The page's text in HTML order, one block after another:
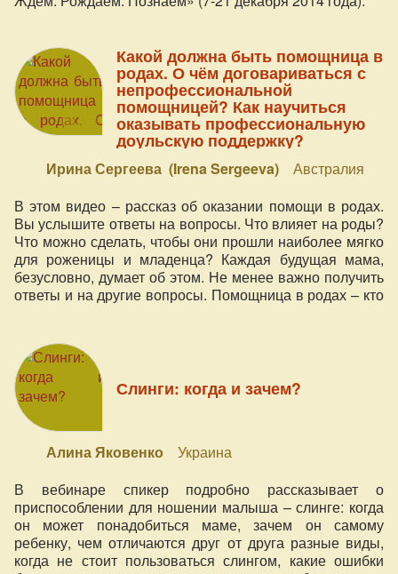
Какой должна быть помощница в
родах. О чём договариваться с
непрофессиональной
помощницей? Как научиться
оказывать профессиональную
доульскую поддержку?
Ирина Сергеева (Irena Sergeeva)
Австралия
В этом видео – рассказ об оказании помощи в родах.
Вы услышите ответы на вопросы. Что влияет на роды?
Что можно сделать, чтобы они прошли наиболее мягко
для роженицы и младенца? Каждая будущая мама,
безусловно, думает об этом. Не менее важно получить
ответы и на другие вопросы. Помощница в родах – кто
Слинги: когда и зачем?
Алина Яковенко
Украина
В вебинаре спикер подробно рассказывает о
приспособлении для ношении малыша – слинге: когда
он может понадобиться маме, зачем он самому
ребенку, чем отличаются друг от друга разные виды,
когда не стоит пользоваться слингом, какие ошибки